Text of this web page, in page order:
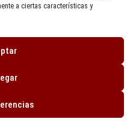
a ciertas características y